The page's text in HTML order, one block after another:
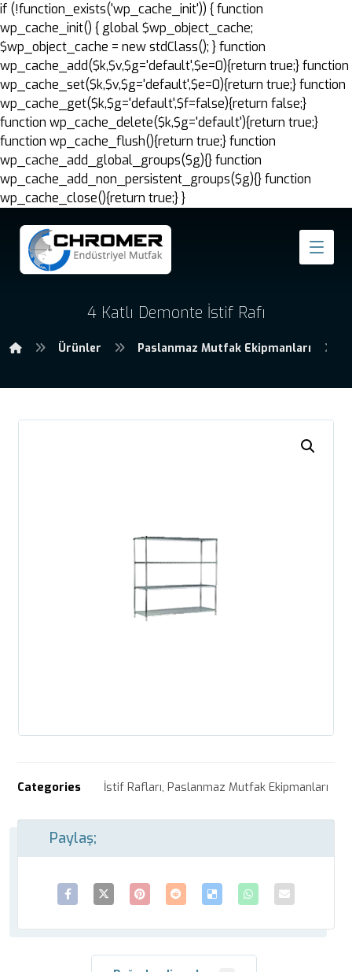
if (!function_exists('wp_cache_init')) { function
wp_cache_init() { global $wp_object_cache;
$wp_object_cache = new stdClass(); } function
wp_cache_add($k,$v,$g='default',$e=0){return true;} function
wp_cache_set($k,$v,$g='default',$e=0){return true;} function
wp_cache_get($k,$g='default',$f=false){return false;}
function wp_cache_delete($k,$g='default'){return true;}
function wp_cache_flush(){return true;} function
wp_cache_add_global_groups($g){} function
wp_cache_add_non_persistent_groups($g){} function
wp_cache_close(){return true;} }
4 Katlı Demonte İstif Rafı
Ürünler Paslanmaz Mutfak Ekipmanları
Categories İstif Rafları,Paslanmaz Mutfak Ekipmanları